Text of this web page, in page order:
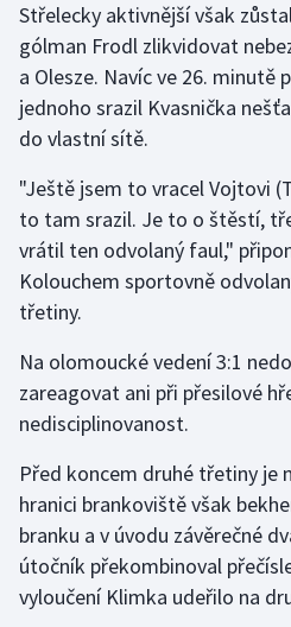
Sportovní střelba
Stolní tenis
Veslování
Vodní slalom
Ostatní
Střelecky aktivnější však
gólman Frodl zlikvidovat
a Olesze. Navíc ve 26. minutě
jednoho srazil Kvasnička
do vlastní sítě.
"Ještě jsem to vracel Vojtovi
to tam srazil. Je to o štěstí,
vrátil ten odvolaný faul,"
Kolouchem sportovně
třetiny.
Na olomoucké vedení 3:1
zareagovat ani při přesilové
nedisciplinovanost.
Před koncem druhé třetiny je
hranici brankoviště však
branku a v úvodu závěrečné
útočník překombinoval
vyloučení Klimka udeřilo na